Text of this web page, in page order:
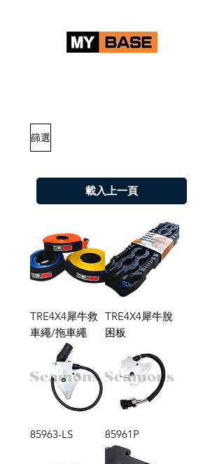
篩選
載入上一頁
TRE4X4犀牛救
車繩/拖車繩
TRE4X4犀牛脫
困板
85963-LS 85961P